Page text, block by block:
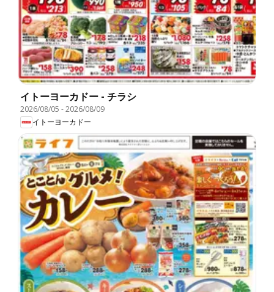
イトーヨーカドー - チラシ
2026/08/05 -2026/08/09
イトーヨーカドー